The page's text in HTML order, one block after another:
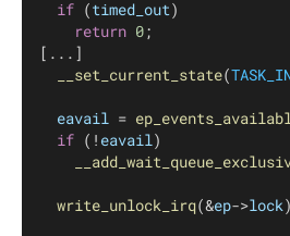
if (timed_out)
return 0;
[...]
__set_current_state(
eavail =
if (! eavail)
write_unlock_irq(&ep->lock